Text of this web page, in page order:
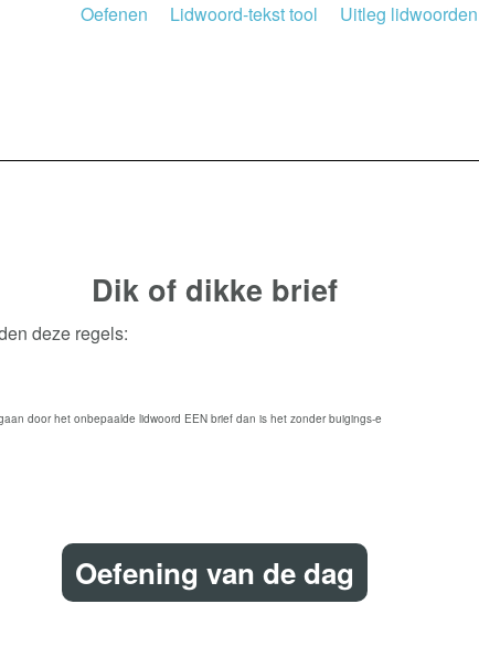
Oefenen Lidwoord-tekst tool Uitleg lidwoorden
Dik of dikke brief
deze regels:
door het onbepaalde lidwoord EEN brief dan is het zonder buigings-e
Oefening van de dag